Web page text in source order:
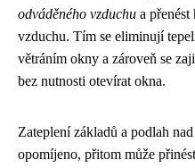
odváděného vzduchu a
vzduchu. Tím se eliminují
větráním okny a zároveň se
bez nutnosti otevírat okna.
Zateplení základů a podlah
opomíjeno, přitom může